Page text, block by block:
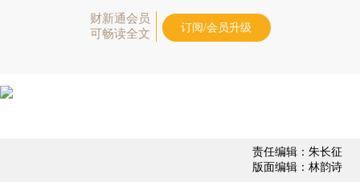
财新通会员
可畅读全文
订阅/会员升级
责任编辑：朱长征
版面编辑：林韵诗